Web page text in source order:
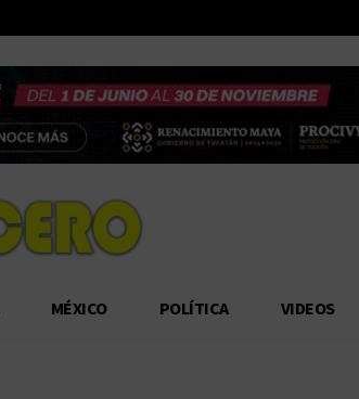
MÉXICO POLÍTICA VIDEOS